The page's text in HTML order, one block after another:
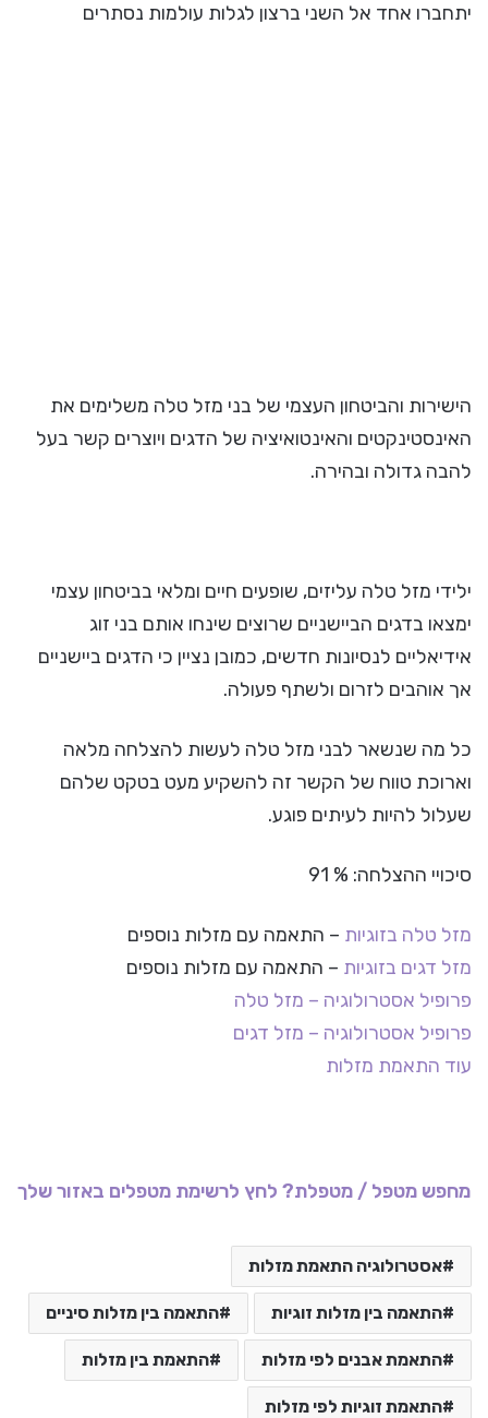
יתחברו אחד אל השני ברצון לגלות עולמות נסתרים
הישירות והביטחון העצמי של בני מזל טלה משלימים את
האינסטינקטים והאינטואיציה של הדגים ויוצרים קשר בעל
להבה גדולה ובהירה.
ילידי מזל טלה עליזים, שופעים חיים ומלאי בביטחון עצמי
ימצאו בדגים הביישניים שרוצים שינחו אותם בני זוג
אידיאליים לנסיונות חדשים, כמובן נציין כי הדגים ביישניים
אך אוהבים לזרום ולשתף פעולה.
כל מה שנשאר לבני מזל טלה לעשות להצלחה מלאה
וארוכת טווח של הקשר זה להשקיע מעט בטקט שלהם
שעלול להיות לעיתים פוגע.
סיכויי ההצלחה: % 91
מזל טלה בזוגיות – התאמה עם מזלות נוספים
מזל דגים בזוגיות – התאמה עם מזלות נוספים
פרופיל אסטרולוגיה – מזל טלה
פרופיל אסטרולוגיה – מזל דגים
עוד התאמת מזלות
מחפש מטפל / מטפלת? לחץ לרשימת מטפלים באזור שלך
אסטרולוגיה התאמת מזלות
התאמה בין מזלות זוגיות התאמה בין מזלות סיניים
התאמת אבנים לפי מזלות התאמת בין מזלות
התאמת זוגיות לפי מזלות